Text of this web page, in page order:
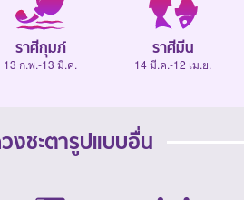
ราศีกุมภ์
13 ก.พ.-13 มี.ค.
ราศีมีน
14 มี.ค.-12 เม.ย.
งชะตารูปแบบอื่น